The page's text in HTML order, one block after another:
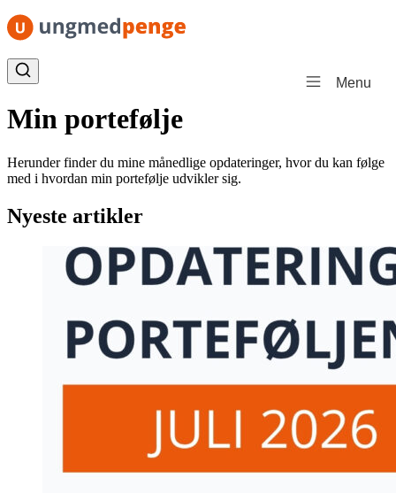
Spring til indhold
Menu
Min portefølje
Herunder finder du mine månedlige opdateringer, hvor du kan følge
med i hvordan min portefølje udvikler sig.
Nyeste artikler